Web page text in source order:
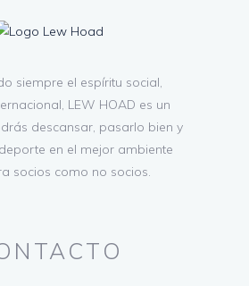
siempre el espíritu social,
LEW HOAD es un
descansar, pasarlo bien y
en el mejor ambiente
socios como no socios.